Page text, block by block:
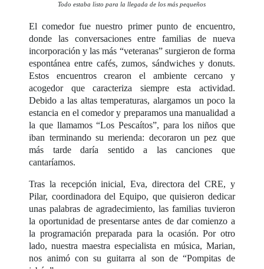
Todo estaba listo para la llegada de los más pequeños
El comedor fue nuestro primer punto de encuentro,
donde las conversaciones entre familias de nueva
incorporación y las más “veteranas” surgieron de forma
espontánea entre cafés, zumos, sándwiches y donuts.
Estos encuentros crearon el ambiente cercano y
acogedor que caracteriza siempre esta actividad.
Debido a las altas temperaturas, alargamos un poco la
estancia en el comedor y preparamos una manualidad a
la que llamamos “Los Pescaítos”, para los niños que
iban terminando su merienda: decoraron un pez que
más tarde daría sentido a las canciones que
cantaríamos.
Tras la recepción inicial, Eva, directora del CRE, y
Pilar, coordinadora del Equipo, que quisieron dedicar
unas palabras de agradecimiento, las familias tuvieron
la oportunidad de presentarse antes de dar comienzo a
la programación preparada para la ocasión. Por otro
lado, nuestra maestra especialista en música, Marian,
nos animó con su guitarra al son de “Pompitas de